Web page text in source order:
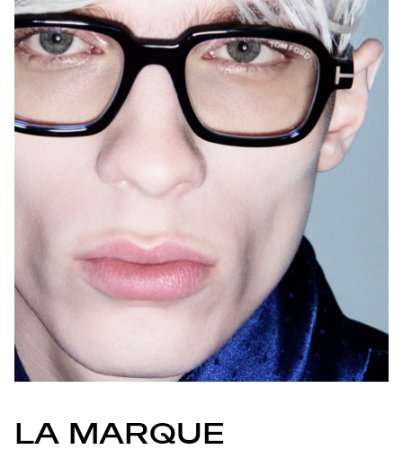
LA MARQUE